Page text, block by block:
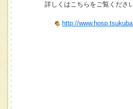
詳しくはこちらをご覧ください
http://